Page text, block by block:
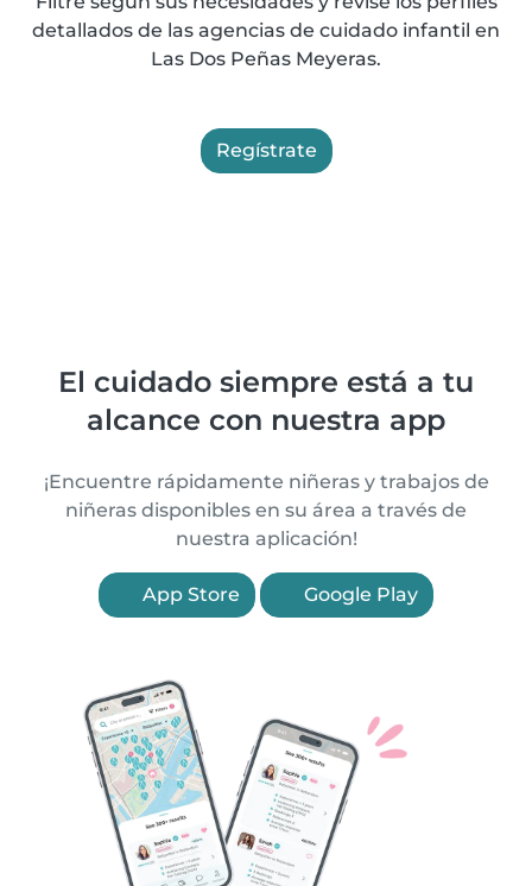
detallados de las agencias de cuidado infantil en
Las Dos Peñas Meyeras.
Regístrate
El cuidado siempre está a tu
alcance con nuestra app
¡Encuentre rápidamente niñeras y trabajos de
niñeras disponibles en su área a través de
nuestra aplicación!
App Store Google Play